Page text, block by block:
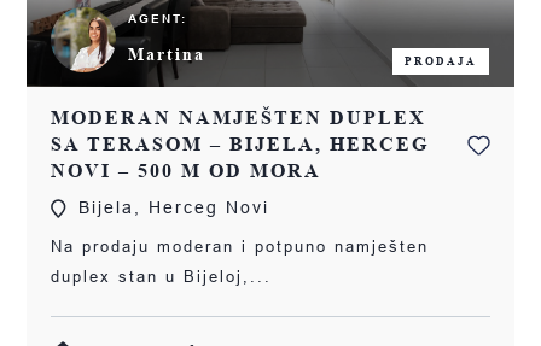
AGENT:
Martina PRODAJA
MODERAN NAMJEŠTEN DUPLEX
SA TERASOM – BIJELA, HERCEG
NOVI – 500 M OD MORA
Bijela, Herceg Novi
Na prodaju moderan i potpuno namješten
duplex stan u Bijeloj,...